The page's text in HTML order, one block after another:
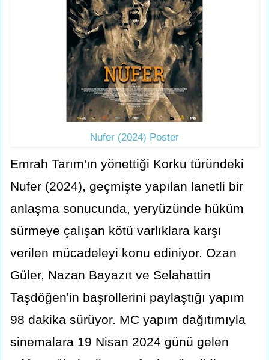
Nufer (2024) Poster
Emrah Tarım'ın yönettiği Korku türündeki
Nufer (2024), geçmişte yapılan lanetli bir
anlaşma sonucunda, yeryüzünde hüküm
sürmeye çalışan kötü varlıklara karşı
verilen mücadeleyi konu ediniyor. Ozan
Güler, Nazan Bayazıt ve Selahattin
Taşdöğen'in başrollerini paylaştığı yapım
98 dakika sürüyor. MC yapım dağıtımıyla
sinemalara 19 Nisan 2024 günü gelen